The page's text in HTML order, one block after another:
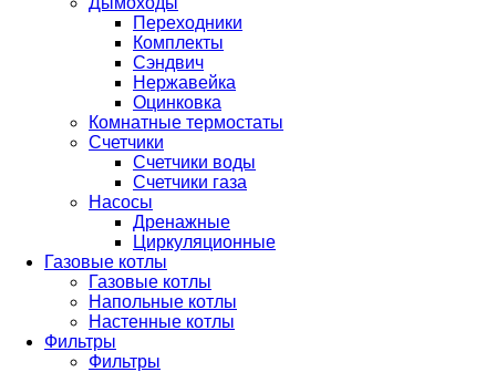
Переходники
Комплекты
Сэндвич
Нержавейка
Оцинковка
Комнатные термостаты
Счетчики
Счетчики воды
Счетчики газа
Насосы
Дренажные
Циркуляционные
Газовые котлы
Газовые котлы
Напольные котлы
Настенные котлы
Фильтры
Фильтры